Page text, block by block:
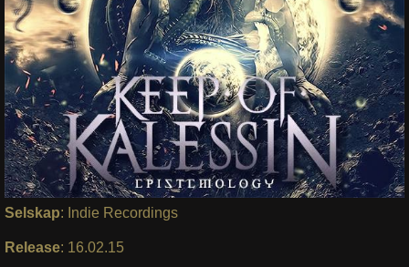
Selskap: Indie Recordings
Release: 16.02.15